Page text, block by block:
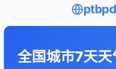
全国城市7天